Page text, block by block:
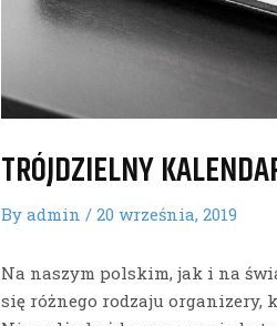
TRÓJDZIELNY
Byadmin/20 września, 2019
Na naszym polskim, jak i na
się różnego rodzaju organizery,